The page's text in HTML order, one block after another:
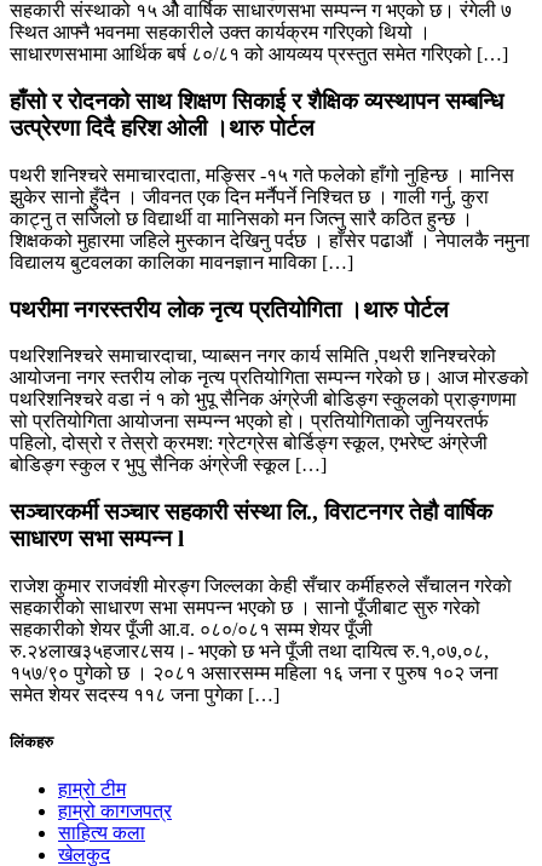
सहकारी संस्थाको १५ ओै वार्षिक साधारणसभा सम्पन्न ग भएको छ। रंगेली ७
स्थित आफ्नै भवनमा सहकारीलेे उक्त कार्यक्रम गरिएको थियो ।
साधारणसभामा आर्थिक बर्ष ८०/८१ को आयव्यय प्रस्तुत समेत गरिएको […]
हाँसो र रोदनको साथ शिक्षण सिकाई र शैक्षिक व्यस्थापन सम्बन्धि
उत्प्रेरणा दिदै हरिश ओली ।थारु पाेर्टल
पथरी शनिश्चरे समाचारदाता, मङ्सिर -१५ गते फलेको हाँगो नुहिन्छ । मानिस
झुकेर सानो हुँदैन । जीवनत एक दिन मर्नैपर्ने निश्चित छ । गाली गर्नु, कुरा
काट्नु त सजिलो छ विद्यार्थी वा मानिसको मन जित्नु सारै कठित हुन्छ ।
शिक्षकको मुहारमा जहिले मुस्कान देखिनु पर्दछ । हाँसेर पढाऔं । नेपालकै नमुना
विद्यालय बुटवलका कालिका मावनज्ञान माविका […]
पथरीमा नगरस्तरीय लोक नृत्य प्रतियोगिता ।थारु पाेर्टल
पथरिशनिश्चरे समाचारदाचा, प्याब्सन नगर कार्य समिति ,पथरी शनिश्चरेको
आयोजना नगर स्तरीय लोक नृत्य प्रतियोगिता सम्पन्न गरेको छ। आज मोरङको
पथरिशनिश्चरे वडा नं १ को भुपू सैनिक अंग्रेजी बोडिङ्ग स्कुलको प्राङ्गणमा
सो प्रतियोगिता आयोजना सम्पन्न भएको हो। प्रतियोगिताको जुनियरतर्फ
पहिलो, दोस्रो र तेस्रो क्रमश: ग्रेटग्रेस बोर्डिङ्ग स्कूल, एभरेष्ट अंग्रेजी
बोडिङ्ग स्कुल र भुपु सैनिक अंग्रेजी स्कूल […]
सञ्चारकर्मी सञ्चार सहकारी संस्था लि., विराटनगर तेहौ वार्षिक
साधारण सभा सम्पन्न l
राजेश कुमार राजवंशी माेरङ्ग जिल्लका केही सँचार कर्मीहरुले सँचालन गरेकाे
सहकारीकाे साधारण सभा समपन्न भएकाे छ । सानो पूँजीबाट सुरु गरेको
सहकारीको शेयर पूँजी आ.व. ०८०/०८१ सम्म शेयर पूँजी
रु.२४लाख३५हजार८सय।- भएको छ भने पूँजी तथा दायित्व रु.१,०७,०८,
१५७/९० पुगेको छ । २०८१ असारसम्म महिला १६ जना र पुरुष १०२ जना
समेत शेयर सदस्य ११८ जना पुगेका […]
लिंकहरु
हाम्रो टीम
हाम्रो कागजपत्र
साहित्य कला
खेलकुद